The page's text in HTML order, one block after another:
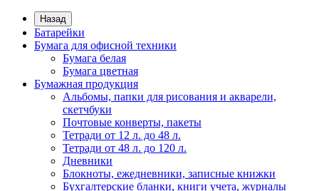
Назад
Батарейки
Бумага для офисной техники
Бумага белая
Бумага цветная
Бумажная продукция
Альбомы, папки для рисования и акварели,
скетчбуки
Почтовые конверты, пакеты
Тетради от 12 л. до 48 л.
Тетради от 48 л. до 120 л.
Дневники
Блокноты, ежедневники, записные книжки
Бухгалтерские бланки, книги учета, журналы